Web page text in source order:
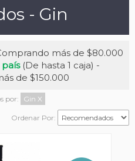
- Gin
más de $80.000
(De hasta 1 caja) -
de $150.000
por: Gin X
Ordenar Por: